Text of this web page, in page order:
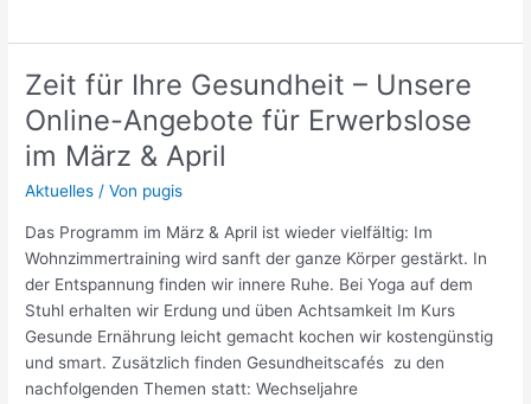
Zeit für Ihre Gesundheit – Unsere
Online-Angebote für Erwerbslose
im März & April
Aktuelles / Von pugis
Das Programm im März & April ist wieder vielfältig: Im
Wohnzimmertraining wird sanft der ganze Körper gestärkt. In
der Entspannung finden wir innere Ruhe. Bei Yoga auf dem
Stuhl erhalten wir Erdung und üben Achtsamkeit Im Kurs
Gesunde Ernährung leicht gemacht kochen wir kostengünstig
und smart. Zusätzlich finden Gesundheitscafés zu den
nachfolgenden Themen statt: Wechseljahre
Zeit
für
Ihre
Gesundheit
–
Online-
Angebote
für
Erwerbslose
im
März
&